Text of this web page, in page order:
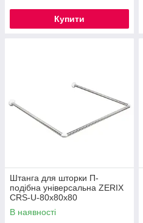
Купити
Штанга для шторки П-
подібна універсальна ZERIX
CRS-U-80x80x80
80x80x80cm, 80x160cm,
240cm (нержавіюча сталь)
В наявності